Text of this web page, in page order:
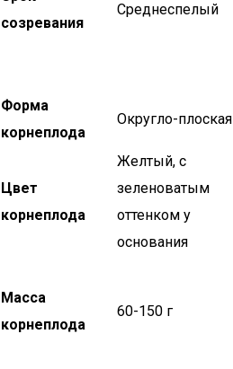
созревания
Среднеспелый
Форма
корнеплода
Округло-плоская
Цвет
корнеплода
Желтый, с
зеленоватым
оттенком у
основания
Масса
корнеплода
60-150 г